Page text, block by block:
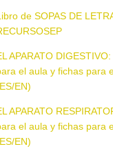
de SOPAS DE
APARATO
el aula y fichas para
EN)
APARATO
el aula y fichas para
EN)